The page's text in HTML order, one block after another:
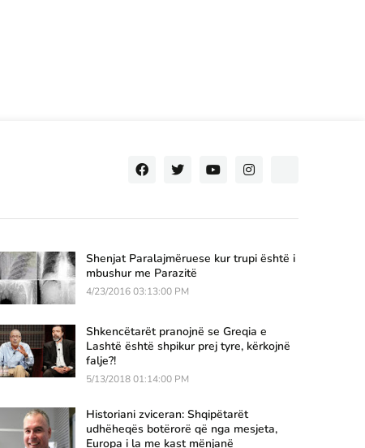
Shenjat Paralajmëruese kur trupi është i
mbushur me Parazitë
4/23/2016 03:13:00 PM
Shkencëtarët pranojnë se Greqia e
Lashtë është shpikur prej tyre, kërkojnë
falje?!
5/13/2018 01:14:00 PM
Historiani zviceran: Shqipëtarët
udhëheqës botërorë që nga mesjeta,
Europa i la me kast mënjanë